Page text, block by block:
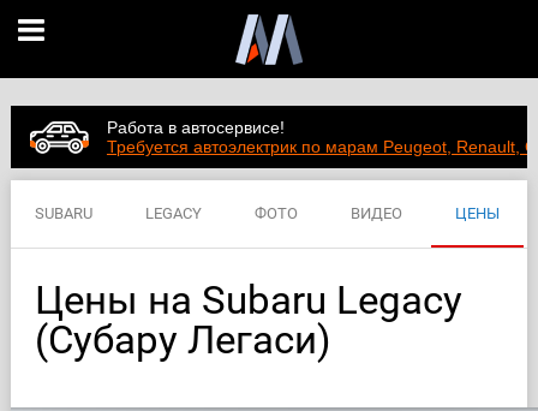
Работа в автосервисе!
Требуется автоэлектрик по марам Peugeot, Renault,
SUBARU LEGACY ФОТО ВИДЕО ЦЕНЫ
Цены на Subaru Legacy
(Субару Легаси)